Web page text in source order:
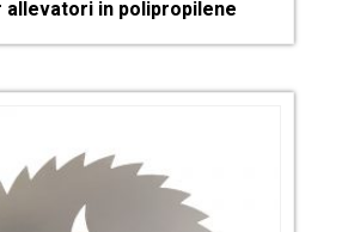
allevatori in polipropilene